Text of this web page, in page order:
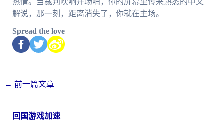
热情。当裁判吹响开场哨，你的屏幕里传来熟悉的中文
解说，那一刻，距离消失了，你就在主场。
Spread the love
← 前一篇文章
回国游戏加速